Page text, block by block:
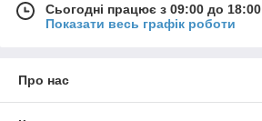
Сьогодні працює з 09:00 до 18:00
Показати весь графік роботи
Про нас